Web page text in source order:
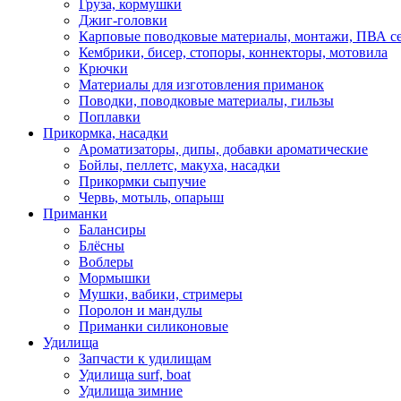
Груза, кормушки
Джиг-головки
Карповые поводковые материалы, монтажи, ПВА
Кембрики, бисер, стопоры, коннекторы, мотовила
Крючки
Материалы для изготовления приманок
Поводки, поводковые материалы, гильзы
Поплавки
Прикормка, насадки
Ароматизаторы, дипы, добавки ароматические
Бойлы, пеллетс, макуха, насадки
Прикормки сыпучие
Червь, мотыль, опарыш
Приманки
Балансиры
Блёсны
Воблеры
Мормышки
Мушки, вабики, стримеры
Поролон и мандулы
Приманки силиконовые
Удилища
Запчасти к удилищам
Удилища surf, boat
Удилища зимние